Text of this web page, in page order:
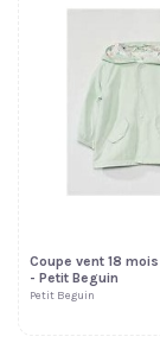
Coupe vent 18 mois
- Petit Beguin
Petit Beguin